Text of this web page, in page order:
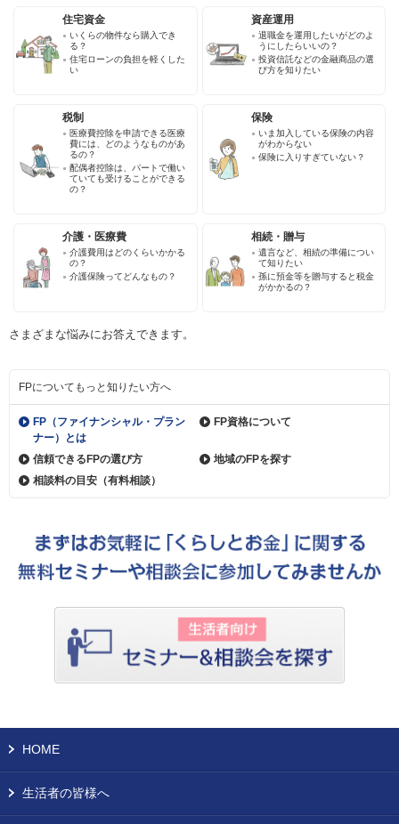
住宅資金
いくらの物件なら購入でき
る？
住宅ローンの負担を軽くした
い
資産運用
退職金を運用したいがどのよ
うにしたらいいの？
投資信託などの金融商品の選
び方を知りたい
税制
医療費控除を申請できる医療
費には、どのようなものがあ
るの？
配偶者控除は、パートで働い
ていても受けることができる
の？
保険
いま加入している保険の内容
がわからない
保険に入りすぎていない？
介護・医療費
介護費用はどのくらいかかる
の？
介護保険ってどんなもの？
相続・贈与
遺言など、相続の準備につい
て知りたい
孫に預金等を贈与すると税金
がかかるの？
さまざまな悩みにお答えできます。
FPについてもっと知りたい方へ
FP（ファイナンシャル・ プラン
ナー）とは
FP資格について
信頼できるFPの選び方
地域のFPを探す
相談料の目安（有料相談）
HOME
生活者の皆様へ